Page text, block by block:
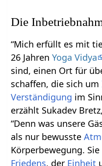
Die
“Mich erfüllt es mit
26 JahrenYoga Vidya
sind, einen Ort für
schaffen, die sich um
Verständigung im
erzählt Sukadev
“Denn was unsere
als nur bewusste
Körperbewegung.
Friedens, der Einheit